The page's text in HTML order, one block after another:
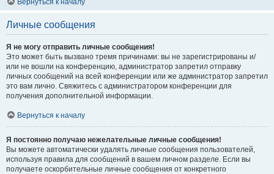
Вернуться к началу
Личные сообщения
Я не могу отправить личные сообщения!
Это может быть вызвано тремя причинами: вы не зарегистрированы и/
или не вошли на конференцию, администратор запретил отправку
личных сообщений на всей конференции или же администратор запретил
это вам лично. Свяжитесь с администратором конференции для
получения дополнительной информации.
Вернуться к началу
Я постоянно получаю нежелательные личные сообщения!
Вы можете автоматически удалять личные сообщения пользователей,
используя правила для сообщений в вашем личном разделе. Если вы
получаете оскорбительные личные сообщения от конкретного